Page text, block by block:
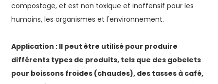
compostage, et est non toxique et inoffensif pour les
humains, les organismes et l'environnement.
Application : Il peut être utilisé pour produire
différents types de produits, tels que des gobelets
pour boissons froides (chaudes), des tasses à café,